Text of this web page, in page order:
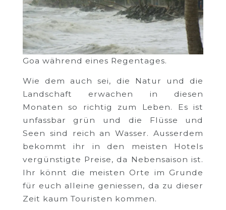
Goa während eines Regentages.
Wie dem auch sei, die Natur und die
Landschaft erwachen in diesen
Monaten so richtig zum Leben. Es ist
unfassbar grün und die Flüsse und
Seen sind reich an Wasser. Ausserdem
bekommt ihr in den meisten Hotels
vergünstigte Preise, da Nebensaison ist.
Ihr könnt die meisten Orte im Grunde
für euch alleine geniessen, da zu dieser
Zeit kaum Touristen kommen.